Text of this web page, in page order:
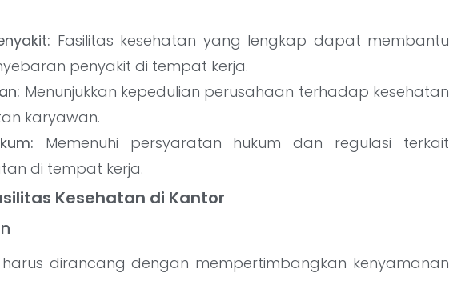
Fasilitas kesehatan yang lengkap dapat membantu
penyakit di tempat kerja.
Menunjukkan kepedulian perusahaan terhadap kesehatan
karyawan.
Memenuhi persyaratan hukum dan regulasi terkait
di tempat kerja.
Kesehatan di Kantor
dirancang dengan mempertimbangkan kenyamanan